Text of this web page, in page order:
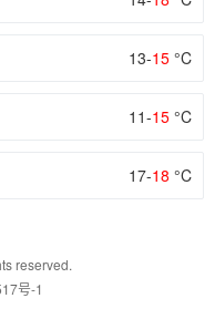
13-15 °C
11-15 °C
17-18 °C
reserved.
号-1